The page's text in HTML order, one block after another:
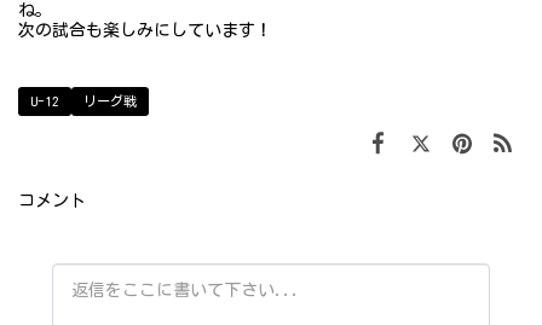
ね。
次の試合も楽しみにしています！
U-12 リーグ戦
コメント